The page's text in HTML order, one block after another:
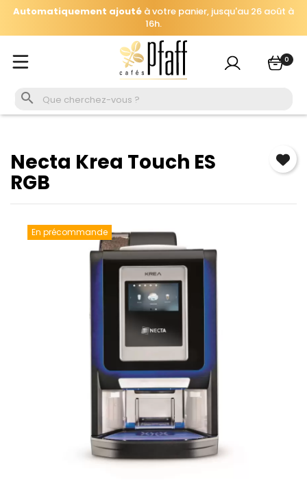
Automatiquement ajouté à votre panier, jusqu'au 26 août à
16h.
Cap sur Muhura, terroir et notes ensoleillés de l'Est du
250g offerts dès 69€ d'achat

0
Necta Krea Touch ES
RGB
En précommande
Se connecter ×
Vous devez être connecté pour enregistrer les produits
de votre liste de souhaits.